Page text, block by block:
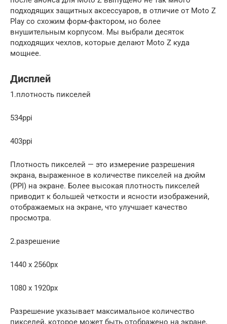
подходящих защитных аксессуаров, в отличие от Moto Z
Play со схожим форм-фактором, но более
внушительным корпусом. Мы выбрали десяток
подходящих чехлов, которые делают Moto Z куда
мощнее.
Дисплей
1.плотность пикселей
534ppi
403ppi
Плотность пикселей — это измерение разрешения
экрана, выраженное в количестве пикселей на дюйм
(PPI) на экране. Более высокая плотность пикселей
приводит к большей четкости и ясности изображений,
отображаемых на экране, что улучшает качество
просмотра.
2.разрешение
1440 x 2560px
1080 x 1920px
Разрешение указывает максимальное количество
пикселей, которое может быть отображено на экране,